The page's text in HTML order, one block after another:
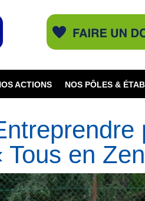
ACTIONS NOS PÔLES &
en